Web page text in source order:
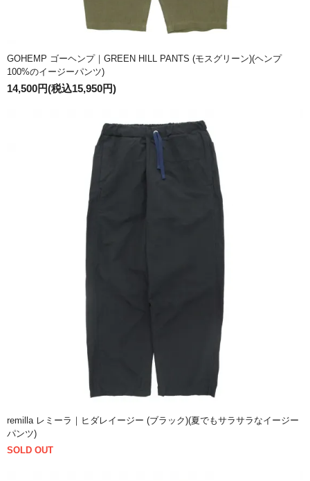
GOHEMP ゴーヘンプ｜GREEN HILL PANTS (モスグリーン)(ヘンプ
100%のイージーパンツ)
14,500円(税込15,950円)
remilla レミーラ｜ヒダレイージー (ブラック)(夏でもサラサラなイージー
パンツ)
SOLD OUT